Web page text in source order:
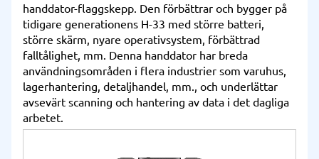
handdator-flaggskepp. Den förbättrar och bygger på
tidigare generationens H-33 med större batteri,
större skärm, nyare operativsystem, förbättrad
falltålighet, mm. Denna handdator har breda
användningsområden i flera industrier som varuhus,
lagerhantering, detaljhandel, mm., och underlättar
avsevärt scanning och hantering av data i det dagliga
arbetet.